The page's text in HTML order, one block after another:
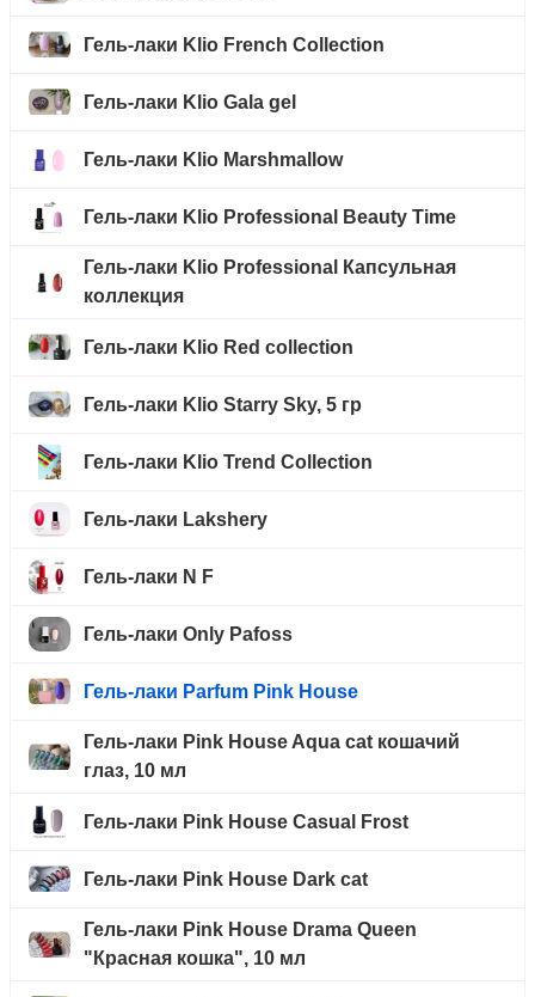
Гель-лаки Klio French Collection
Гель-лаки Klio Gala gel
Гель-лаки Klio Marshmallow
Гель-лаки Klio Professional Beauty Time
Гель-лаки Klio Professional Капсульная
коллекция
Гель-лаки Klio Red collection
Гель-лаки Klio Starry Sky, 5 гр
Гель-лаки Klio Trend Collection
Гель-лаки Lakshery
Гель-лаки N F
Гель-лаки Only Pafoss
Гель-лаки Parfum Pink House
Гель-лаки Pink House Aqua cat кошачий
глаз, 10 мл
Гель-лаки Pink House Casual Frost
Гель-лаки Pink House Dark cat
Гель-лаки Pink House Drama Queen
"Красная кошка", 10 мл